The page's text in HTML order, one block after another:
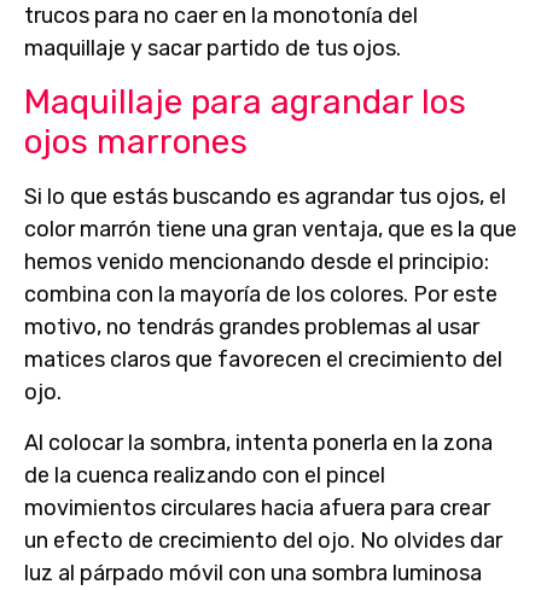
trucos para no caer en la monotonía del
maquillaje y sacar partido de tus ojos.
Maquillaje para agrandar los
ojos marrones
Si lo que estás buscando es agrandar tus ojos, el
color marrón tiene una gran ventaja, que es la que
hemos venido mencionando desde el principio:
combina con la mayoría de los colores. Por este
motivo, no tendrás grandes problemas al usar
matices claros que favorecen el crecimiento del
ojo.
Al colocar la sombra, intenta ponerla en la zona
de la cuenca realizando con el pincel
movimientos circulares hacia afuera para crear
un efecto de crecimiento del ojo. No olvides dar
luz al párpado móvil con una sombra luminosa